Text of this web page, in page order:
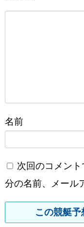
名前
次回のコメン
分の名前、メール